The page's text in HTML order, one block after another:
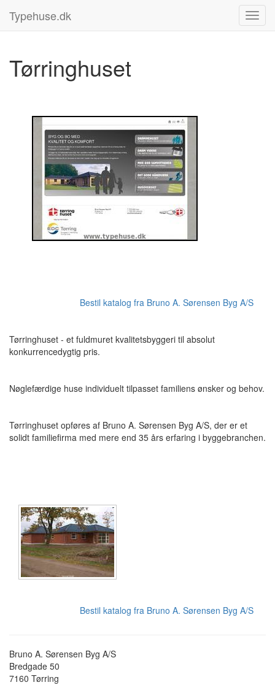
Typehuse.dk
Tørringhuset
Bestil katalog fra Bruno A. Sørensen Byg A/S
Tørringhuset - et fuldmuret kvalitetsbyggeri til absolut
konkurrencedygtig pris.
Nøglefærdige huse individuelt tilpasset familiens ønsker og behov.
Tørringhuset opføres af Bruno A. Sørensen Byg A/S, der er et
solidt familiefirma med mere end 35 års erfaring i byggebranchen.
Bestil katalog fra Bruno A. Sørensen Byg A/S
Bruno A. Sørensen Byg A/S
Bredgade 50
7160 Tørring